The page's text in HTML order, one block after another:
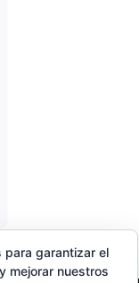
para garantizar el
mejorar nuestros